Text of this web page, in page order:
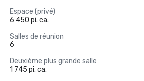
Espace (privé)
6 450 pi. ca.
Salles de réunion
6
Deuxième plus grande salle
1 745 pi. ca.